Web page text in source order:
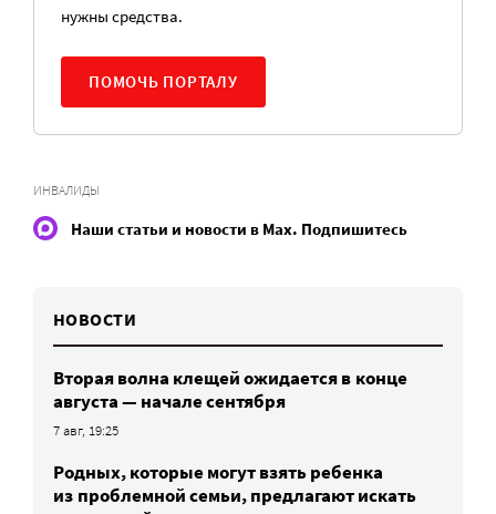
нужны средства.
ПОМОЧЬ ПОРТАЛУ
ИНВАЛИДЫ
Наши статьи и новости в Max. Подпишитесь
НОВОСТИ
Вторая волна клещей ожидается в конце
августа — начале сентября
7 авг, 19:25
Родных, которые могут взять ребенка
из проблемной семьи, предлагают искать